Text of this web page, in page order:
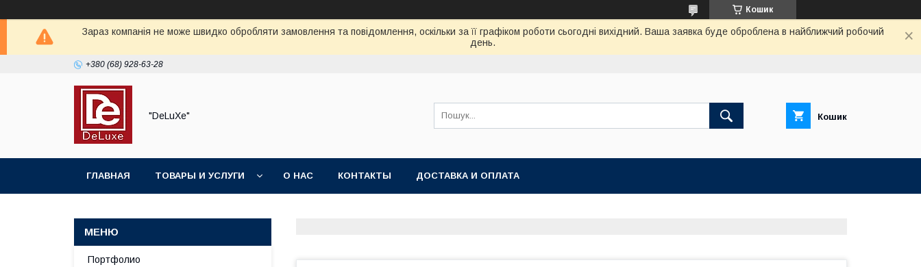
Кошик
Зараз компанія не може швидко обробляти замовлення та повідомлення, оскільки за її графіком роботи сьогодні вихідний. Ваша заявка буде оброблена в найближчий робочий
день.
+380 (68) 928-63-28
"DeLuХe" Кошик
ГЛАВНАЯ ТОВАРЫ И УСЛУГИ О НАС КОНТАКТЫ ДОСТАВКА И ОПЛАТА
Портфолио